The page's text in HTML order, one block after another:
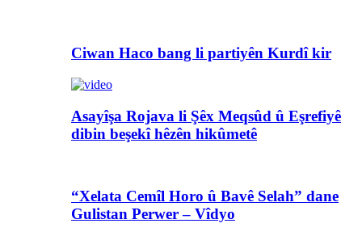
Ciwan Haco bang li partiyên Kurdî kir
Asayîşa Rojava li Şêx Meqsûd û Eşrefiyê
dibin beşekî hêzên hikûmetê
“Xelata Cemîl Horo û Bavê Selah” dane
Gulistan Perwer – Vîdyo